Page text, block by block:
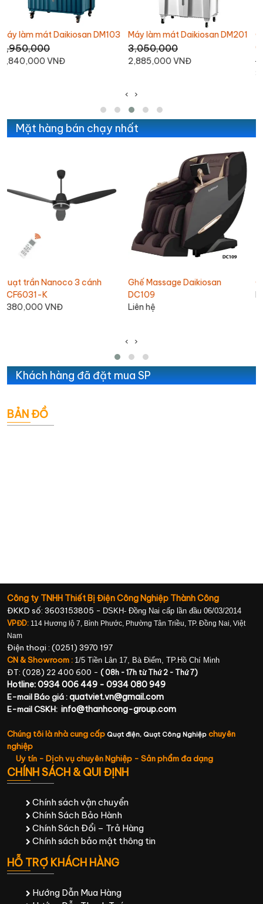
Máy làm mát Daikiosan DM201
3,050,000
2,885,000 VNĐ
Quạt trần Mitsubishi C56-RA5
(màu xám đậm)
3,990,000
‹ ›
Mặt hàng bán chạy nhất
Ghế Massage Daikiosan
DC109
Liên hệ
Ghế Massage Daikiosan DC110
Liên hệ
‹
›
Khách hàng đã đặt mua SP
BẢN ĐỒ
Công ty TNHH Thiết Bị Điện Công Nghiệp Thành Công
ĐKKD số: 3603153805 - DSKH- Đồng Nai cấp lần đầu 06/03/2014
VPĐD: 114 Hương lộ 7, Bình Phước, Phường Tân Triều, TP. Đồng Nai, Việt
Nam
Điện thoại : (0251) 3970 197
CN & Showroom : 1/5 Tiền Lân 17, Bà Điểm, TP.Hồ Chí Minh
ĐT: (028) 22 400 600 - ( 08h - 17h từ Thứ 2 - Thứ 7)
Hotline: 0934 006 449 - 0934 080 949
E-mail Báo giá :quatviet.vn@gmail.com
E-mail CSKH: info@thanhcong-group.com
Chúng tôi là nhà cung cấp Quạt điện, Quạt Công Nghiệp chuyên
nghiệp
Uy tín - Dịch vụ chuyên Nghiệp - Sản phẩm đa dạng
CHÍNH SÁCH & QUI ĐỊNH
Chính sách vận chuyển
Chính Sách Bảo Hành
Chính Sách Đổi – Trả Hàng
Chính sách bảo mật thông tin
HỖ TRỢ KHÁCH HÀNG
Hướng Dẫn Mua Hàng